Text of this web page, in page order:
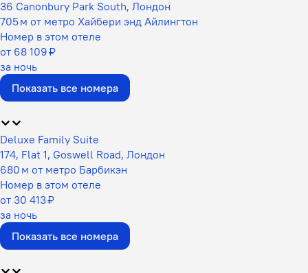
36 Canonbury Park South, Лондон
705 м от метро Хайбери энд Айлингтон
Номер в этом отеле
от 68 109 ₽
за ночь
Показать все номера
Deluxe Family Suite
174, Flat 1, Goswell Road, Лондон
680 м от метро Барбикэн
Номер в этом отеле
от 30 413 ₽
за ночь
Показать все номера